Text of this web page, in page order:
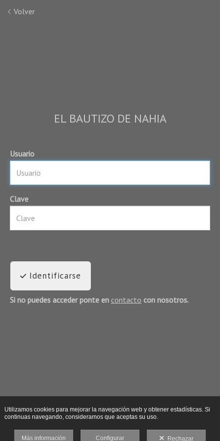
Volver
EL BAUTIZO DE NAHIA
Usuario
Clave
Identificarse
Si no puedes acceder ponte en contacto con nosotros.
Utilizamos cookies para mejorar la navegación web y obtener estadísticas. Si
continuas navegando, consideramos que aceptas su uso.
Más información Configurar Rechazar